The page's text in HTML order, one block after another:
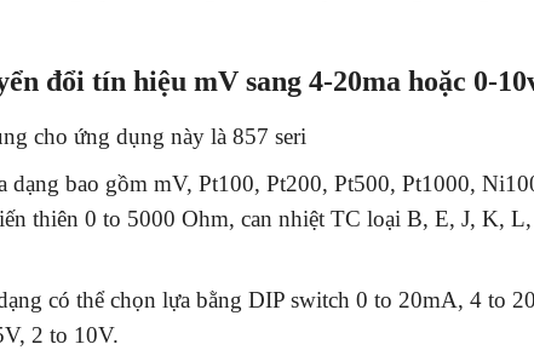
đổi tín hiệu mV sang 4-20ma hoặc 0-
cho ứng dụng này là 857 seri
dạng bao gồm mV, Pt100, Pt200, Pt500, Pt1000,
thiên 0 to 5000 Ohm, can nhiệt TC loại B, E, J, K,
có thể chọn lựa bằng DIP switch 0 to 20mA, 4 to
2 to 10V.